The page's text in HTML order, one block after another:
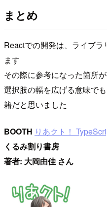
まとめ
Reactでの開発は、ライブ
ます
その際に参考になった箇所
選択肢の幅を広げる意味で
籍だと思いました
BOOTH りあクト！
くるみ割り書房
著者: 大岡由佳 さん